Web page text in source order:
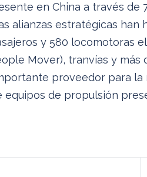
en China a través de
alianzas estratégicas
y 580 locomotoras
Mover), tranvías y más
proveedor para
equipos de propulsión